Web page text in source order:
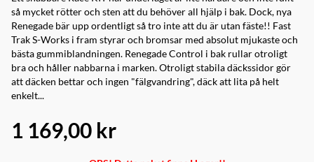
så mycket rötter och sten att du behöver all hjälp i bak. Dock, nya
Renegade bär upp ordentligt så tro inte att du är utan fäste!! Fast
Trak S-Works i fram styrar och bromsar med absolut mjukaste och
bästa gummiblandningen. Renegade Control i bak rullar otroligt
bra och håller nabbarna i marken. Otroligt stabila däckssidor gör
att däcken bettar och ingen "fälgvandring", däck att lita på helt
enkelt...
1 169,00 kr